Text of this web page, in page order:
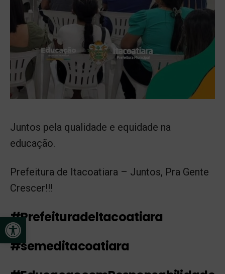
Open toolbar
Juntos pela qualidade e equidade na
educação.
Prefeitura de Itacoatiara – Juntos, Pra Gente
Crescer!!!
#Prefeituradeltacoatiara
#semeditacoatiara